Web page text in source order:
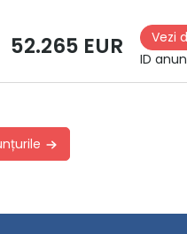
52.265 EUR
Vezi
ID